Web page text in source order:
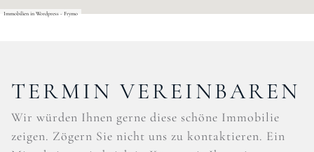
Immobilien in Wordpress - Frymo
TERMIN VEREINBAREN
Wir würden Ihnen gerne diese schöne Immobilie
zeigen. Zögern Sie nicht uns zu kontaktieren. Ein